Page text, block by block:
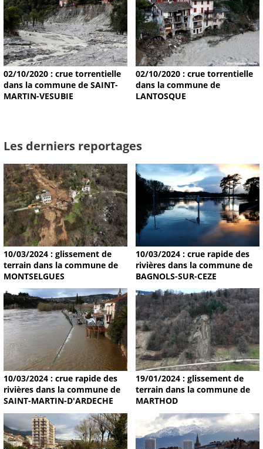
02/10/2020 : crue torrentielle
dans la commune de SAINT-
MARTIN-VESUBIE
02/10/2020 : crue torrentielle
dans la commune de
LANTOSQUE
Les derniers reportages
10/03/2024 : glissement de
terrain dans la commune de
MONTSELGUES
10/03/2024 : crue rapide des
rivières dans la commune de
BAGNOLS-SUR-CEZE
10/03/2024 : crue rapide des
rivières dans la commune de
SAINT-MARTIN-D'ARDECHE
19/01/2024 : glissement de
terrain dans la commune de
MARTHOD